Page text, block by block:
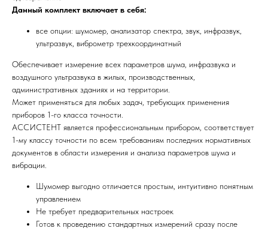
Данный комплект включает в себя:
все опции: шумомер, анализатор спектра, звук, инфразвук,
ультразвук, виброметр трехкоординатный
Обеспечивает измерение всех параметров шума, инфразвука и
воздушного ультразвука в жилых, производственных,
административных зданиях и на территории.
Может применяться для любых задач, требующих применения
приборов 1-го класса точности.
АССИСТЕНТ является профессиональным прибором, соответствует
1-му классу точности по всем требованиям последних нормативных
документов в области измерения и анализа параметров шума и
вибрации.
Шумомер выгодно отличается простым, интуитивно понятным
управлением
Не требует предварительных настроек
Готов к проведению стандартных измерений сразу после